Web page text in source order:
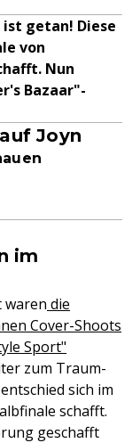
getan! Diese
von
Nun
Bazaar"-
Joyn
im
waren die
Cover-Shoots
Sport"
zum Traum-
sich im
schafft.
geschafft